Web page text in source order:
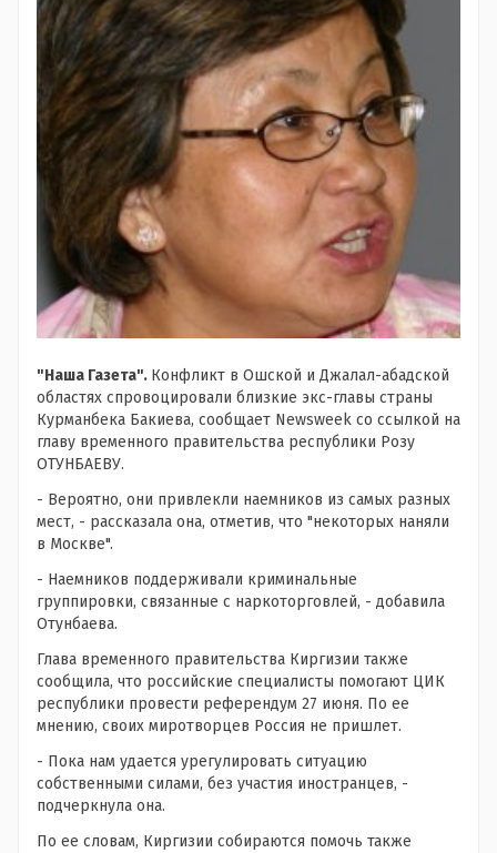
"Наша Газета". Конфликт в Ошской и Джалал-абадской
областях спровоцировали близкие экс-главы страны
Курманбека Бакиева, сообщает Newsweek со ссылкой на
главу временного правительства республики Розу
ОТУНБАЕВУ.
- Вероятно, они привлекли наемников из самых разных
мест, - рассказала она, отметив, что "некоторых наняли
в Москве".
- Наемников поддерживали криминальные
группировки, связанные с наркоторговлей, - добавила
Отунбаева.
Глава временного правительства Киргизии также
сообщила, что российские специалисты помогают ЦИК
республики провести референдум 27 июня. По ее
мнению, своих миротворцев Россия не пришлет.
- Пока нам удается урегулировать ситуацию
собственными силами, без участия иностранцев, -
подчеркнула она.
По ее словам, Киргизии собираются помочь также